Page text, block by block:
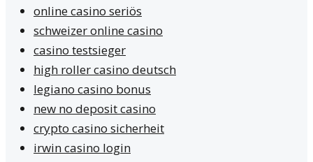
online casino seriös
schweizer online casino
casino testsieger
high roller casino deutsch
legiano casino bonus
new no deposit casino
crypto casino sicherheit
irwin casino login